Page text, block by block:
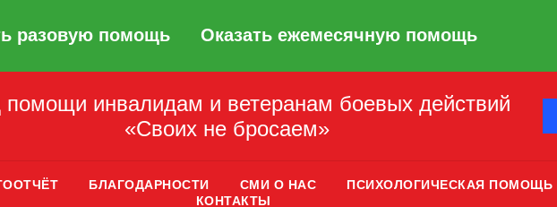
разовую помощь Оказать ежемесячную помощь
инвалидам и ветеранам боевых действий
«Своих не бросаем»
БЛАГОДАРНОСТИ СМИ О НАС ПСИХОЛОГИЧЕСКАЯ ПОМОЩЬ
КОНТАКТЫ